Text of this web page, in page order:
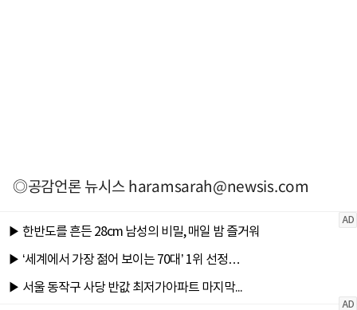
◎공감언론 뉴시스haramsarah@newsis.com